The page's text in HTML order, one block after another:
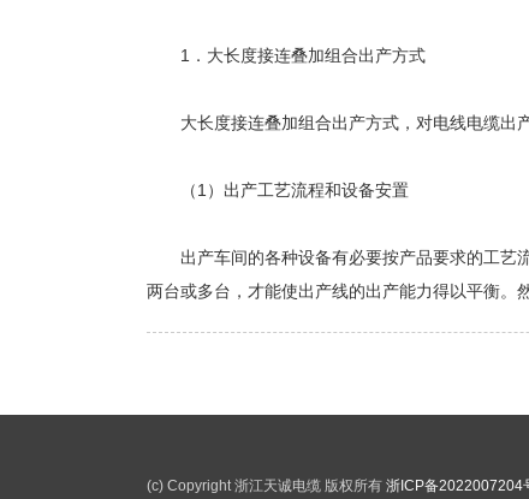
1．大长度接连叠加组合出产方式
大长度接连叠加组合出产方式，对电线电缆出
（1）出产工艺流程和设备安置
出产车间的各种设备有必要按产品要求的工艺流
两台或多台，才能使出产线的出产能力得以平衡。
(c) Copyright 浙江天诚电缆 版权所有 浙ICP备2022007204